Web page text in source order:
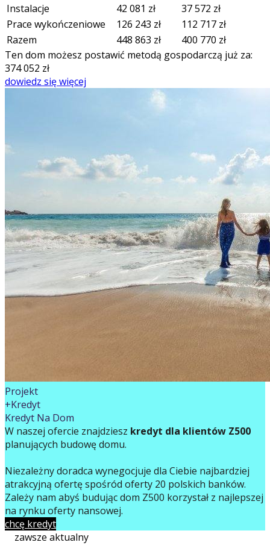
Instalacje
42 081 zł 37 572 zł
Prace wykończeniowe
126 243 zł 112 717 zł
Razem
448 863 zł 400 770 zł
Ten dom możesz postawić metodą gospodarczą już za:
374 052 zł
dowiedz się więcej
Projekt
+Kredyt
Kredyt Na Dom
W naszej ofercie znajdziesz kredyt dla klientów Z500
planujących budowę domu.
Niezależny doradca wynegocjuje dla Ciebie najbardziej
atrakcyjną ofertę spośród oferty 20 polskich banków.
Zależy nam abyś budując dom Z500 korzystał z najlepszej
na rynku oferty finansowej.
chcę kredyt
zawsze aktualny